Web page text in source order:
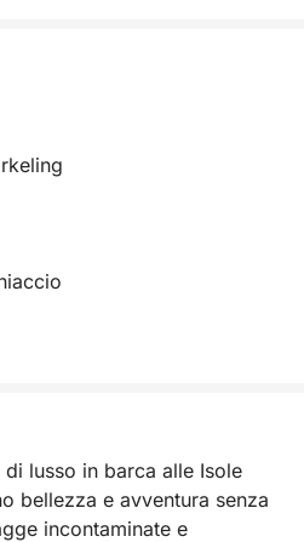
lusso in barca alle Isole
bellezza e avventura senza
incontaminate e